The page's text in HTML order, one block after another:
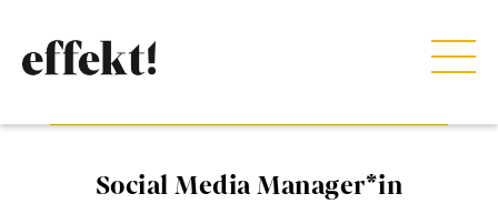
Social Media Manager*in